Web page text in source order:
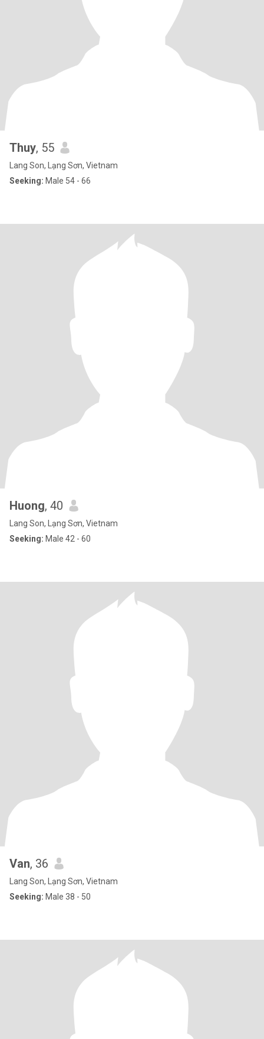
Thuy, 55
Lang Son, Lạng Sơn, Vietnam
Seeking: Male 54 - 66
Huong, 40
Lang Son, Lạng Sơn, Vietnam
Seeking: Male 42 - 60
Van, 36
Lang Son, Lạng Sơn, Vietnam
Seeking: Male 38 - 50